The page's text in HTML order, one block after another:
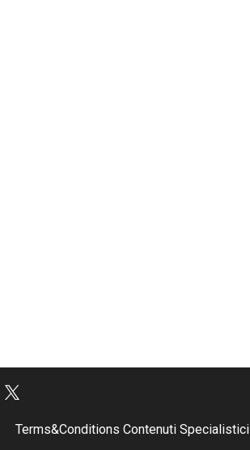
Terms&Conditions Contenuti Specialistici